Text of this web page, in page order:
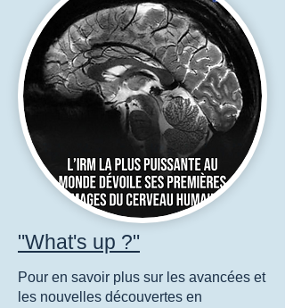
"What's up ?"
Pour en savoir plus sur les avancées et
les nouvelles découvertes en